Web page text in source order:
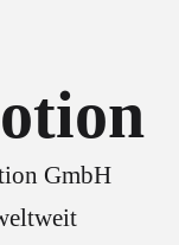
GmbH